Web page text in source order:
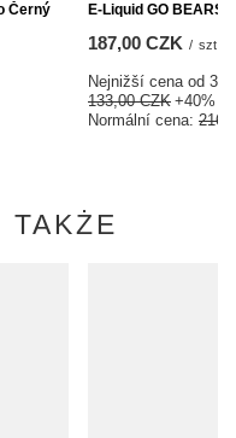
Černý
E-Liquid GO BEARS
187,00 CZK / szt.
Nejnižší cena od 30
133,00 CZK +40%
Normální cena: 216